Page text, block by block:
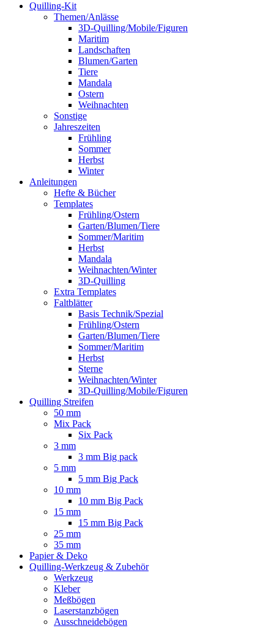
Quilling-Kit
Themen/Anlässe
3D-Quilling/Mobile/Figuren
Maritim
Landschaften
Blumen/Garten
Tiere
Mandala
Ostern
Weihnachten
Sonstige
Jahreszeiten
Frühling
Sommer
Herbst
Winter
Anleitungen
Hefte & Bücher
Templates
Frühling/Ostern
Garten/Blumen/Tiere
Sommer/Maritim
Herbst
Mandala
Weihnachten/Winter
3D-Quilling
Extra Templates
Faltblätter
Basis Technik/Spezial
Frühling/Ostern
Garten/Blumen/Tiere
Sommer/Maritim
Herbst
Sterne
Weihnachten/Winter
3D-Quilling/Mobile/Figuren
Quilling Streifen
50 mm
Mix Pack
Six Pack
3 mm
3 mm Big pack
5 mm
5 mm Big Pack
10 mm
10 mm Big Pack
15 mm
15 mm Big Pack
25 mm
35 mm
Papier & Deko
Quilling-Werkzeug & Zubehör
Werkzeug
Kleber
Meßbögen
Laserstanzbögen
Ausschneidebögen